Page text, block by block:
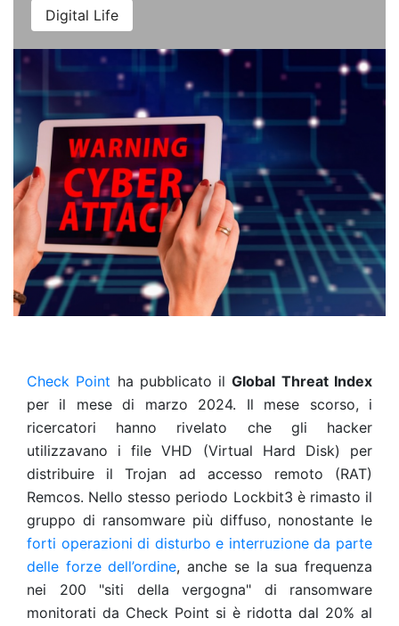
Digital Life
Check Point ha pubblicato ilGlobal Threat Index
per il mese di marzo 2024. Il mese scorso, i
ricercatori hanno rivelato che gli hacker
utilizzavano i file VHD (Virtual Hard Disk) per
distribuire il Trojan ad accesso remoto (RAT)
Remcos. Nello stesso periodo Lockbit3 è rimasto il
gruppo di ransomware più diffuso, nonostante le
forti operazioni di disturbo e interruzione da parte
delle forze dell’ordine, anche se la sua frequenza
nei 200 "siti della vergogna" di ransomware
monitorati da Check Point si è ridotta dal 20% al